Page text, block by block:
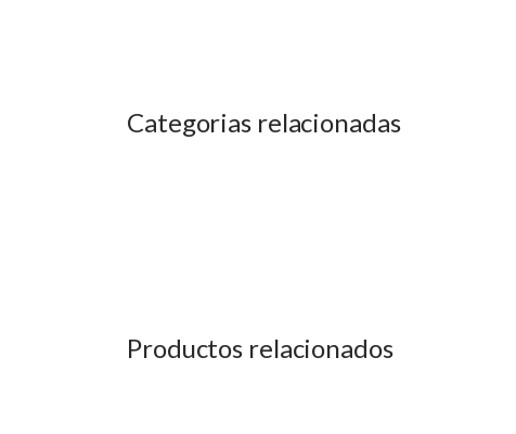
Categorias relacionadas
Productos relacionados